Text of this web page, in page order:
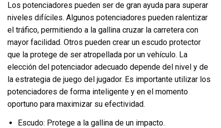
Los potenciadores pueden ser de gran ayuda para superar
niveles difíciles. Algunos potenciadores pueden ralentizar
el tráfico, permitiendo a la gallina cruzar la carretera con
mayor facilidad. Otros pueden crear un escudo protector
que la protege de ser atropellada por un vehículo. La
elección del potenciador adecuado depende del nivel y de
la estrategia de juego del jugador. Es importante utilizar los
potenciadores de forma inteligente y en el momento
oportuno para maximizar su efectividad.
Escudo: Protege a la gallina de un impacto.